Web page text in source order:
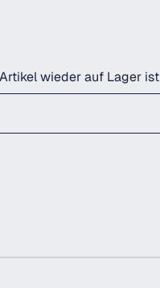
wieder auf Lager ist